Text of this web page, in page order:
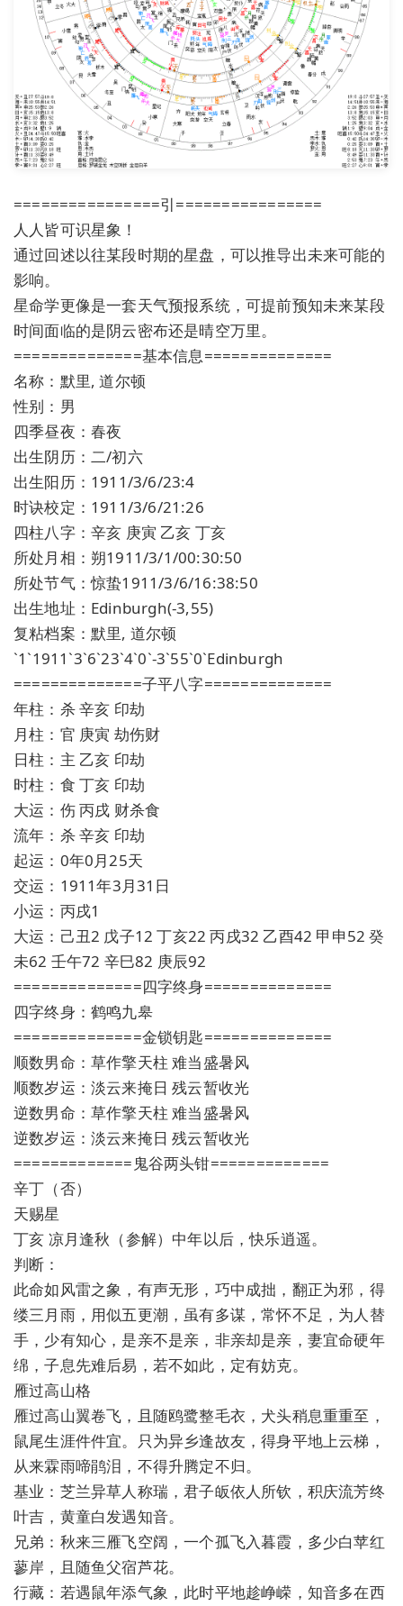
================引================
人人皆可识星象！
通过回述以往某段时期的星盘，可以推导出未来可能的
影响。
星命学更像是一套天气预报系统，可提前预知未来某段
时间面临的是阴云密布还是晴空万里。
==============基本信息==============
名称：默里, 道尔顿
性别：男
四季昼夜：春夜
出生阴历：二/初六
出生阳历：1911/3/6/23:4
时诀校定：1911/3/6/21:26
四柱八字：辛亥 庚寅 乙亥 丁亥
所处月相：朔1911/3/1/00:30:50
所处节气：惊蛰1911/3/6/16:38:50
出生地址：Edinburgh(-3,55)
复粘档案：默里, 道尔顿
`1`1911`3`6`23`4`0`-3`55`0`Edinburgh
==============子平八字==============
年柱：杀 辛亥 印劫
月柱：官 庚寅 劫伤财
日柱：主 乙亥 印劫
时柱：食 丁亥 印劫
大运：伤 丙戌 财杀食
流年：杀 辛亥 印劫
起运：0年0月25天
交运：1911年3月31日
小运：丙戌1
大运：己丑2 戊子12 丁亥22 丙戌32 乙酉42 甲申52 癸
未62 壬午72 辛巳82 庚辰92
==============四字终身==============
四字终身：鹤鸣九皋
==============金锁钥匙==============
顺数男命：草作擎天柱 难当盛暑风
顺数岁运：淡云来掩日 残云暂收光
逆数男命：草作擎天柱 难当盛暑风
逆数岁运：淡云来掩日 残云暂收光
=============鬼谷两头钳=============
辛丁（否）
天赐星
丁亥 凉月逢秋（参解）中年以后，快乐逍遥。
判断：
此命如风雷之象，有声无形，巧中成拙，翻正为邪，得
缕三月雨，用似五更潮，虽有多谋，常怀不足，为人替
手，少有知心，是亲不是亲，非亲却是亲，妻宜命硬年
绵，子息先难后易，若不如此，定有妨克。
雁过高山格
雁过高山翼卷飞，且随鸥鹭整毛衣，犬头稍息重重至，
鼠尾生涯件件宜。只为异乡逢故友，得身平地上云梯，
从来霖雨啼鹃泪，不得升腾定不归。
基业：芝兰异草人称瑞，君子皈依人所钦，积庆流芳终
叶吉，黄童白发遇知音。
兄弟：秋来三雁飞空阔，一个孤飞入暮霞，多少白苹红
蓼岸，且随鱼父宿芦花。
行藏：若遇鼠年添气象，此时平地趁峥嵘，知音多在西